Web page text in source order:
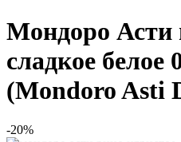
Мондоро Асти
сладкое белое
(Mondoro Asti
-20%